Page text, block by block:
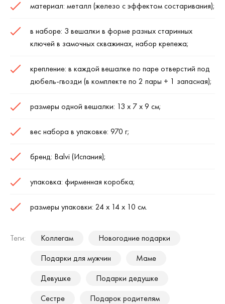
материал: металл (железо с эффектом состаривания);
в наборе: 3 вешалки в форме разных старинных
ключей в замочных скважинах, набор крепежа;
крепление: в каждой вешалке по паре отверстий под
дюбель-гвозди (в комплекте по 2 пары + 1 запасная);
размеры одной вешалки: 13 х 7 х 9 см;
вес набора в упаковке: 970 г;
бренд: Balvi (Испания);
упаковка: фирменная коробка;
размеры упаковки: 24 х 14 х 10 см.
Теги: Коллегам
Новогодние подарки
Подарки для мужчин
Маме
Девушке
Подарки дедушке
Сестре
Подарок родителям